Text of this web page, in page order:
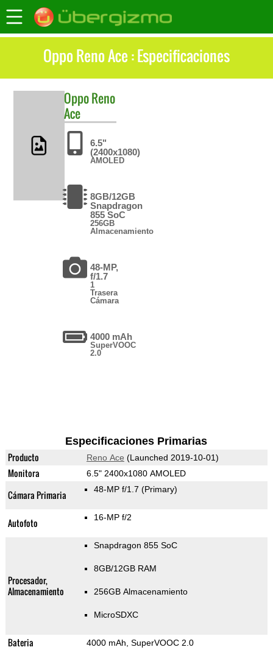
Oppo Reno Ace : Especificaciones
OppoReno
Ace
6.5"
(2400x1080)
AMOLED
8GB/12GB
Snapdragon
855 SoC
256GB
Almacenamiento
48-MP,
f/1.7
1
Trasera
Cámara
4000 mAh
SuperVOOC
2.0
Especificaciones Primarias
Producto Reno Ace (Launched 2019-10-01)
Monitora 6.5" 2400x1080 AMOLED
Cámara Primaria 48-MP f/1.7 (Primary)
Autofoto 16-MP f/2
Procesador,
Almacenamiento
Snapdragon 855 SoC
8GB/12GB RAM
256GB Almacenamiento
MicroSDXC
Bateria 4000 mAh, SuperVOOC 2.0